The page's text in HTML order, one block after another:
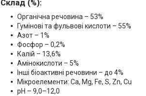
Склад (%):
Органічна речовина – 53%
Гумінові та фульвові кислоти – 55%
Азот – 1%
Фосфор – 0,2%
Калій – 13,6%
Амінокислоти – 5%
Інші біоактивні речовини – до 4%
Мікроелементи: Ca, Mg, Fe, S, Zn, Cu
pH – 9,0–12,0